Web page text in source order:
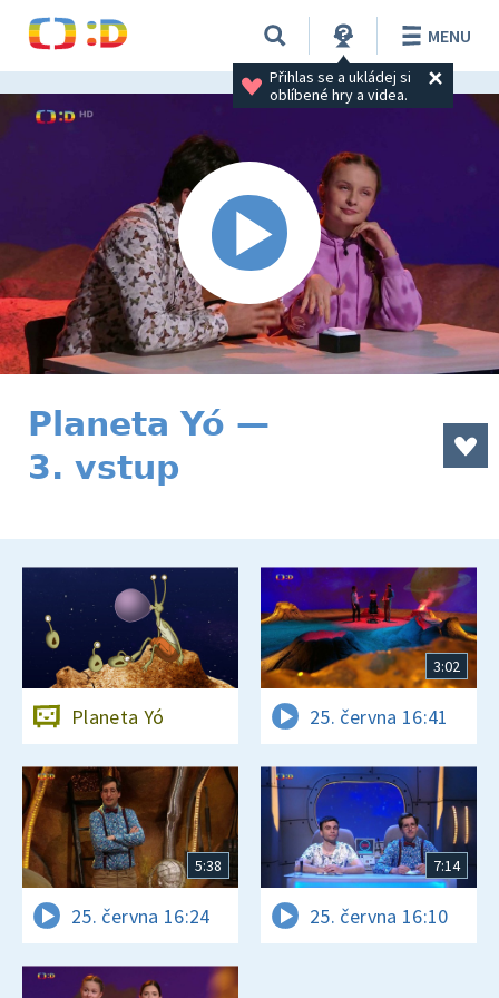
Přihlas se a ukládej si
oblíbené hry a videa.
MENU
Planeta Yó —
3. vstup
Planeta Yó
3:02
25. června 16:41
5:38
25. června 16:24
7:14
25. června 16:10